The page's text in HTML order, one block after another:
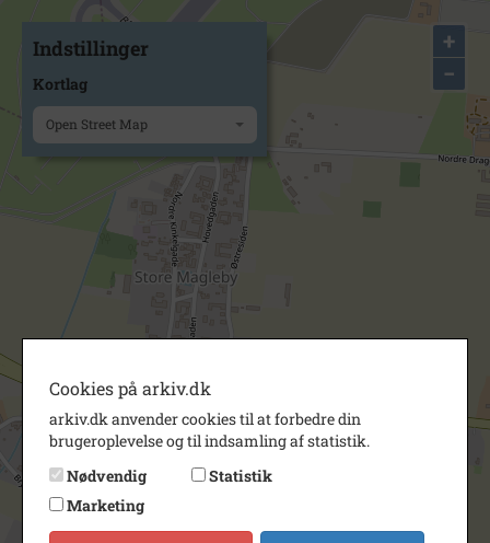
+
−
Indstillinger
Kortlag
Open Street Map
Cookies på arkiv.dk
arkiv.dk anvender cookies til at forbedre din
brugeroplevelse og til indsamling af statistik.
Nødvendig
Statistik
Marketing